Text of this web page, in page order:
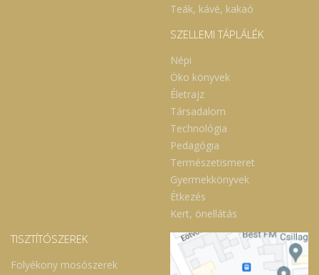
Teák, kávé, kakaó
SZELLEMI TÁPLÁLÉK
Népi
Öko könyvek
Életrajz
Társadalom
Technológia
Pedagógia
Természetismeret
Gyermekkönyvek
Étkezés
Kert, önellátás
TISZTÍTÓSZEREK
Folyékony mosószerek